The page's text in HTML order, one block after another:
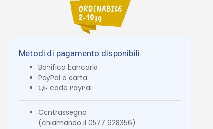
Metodi di pagamento disponibili
Bonifico bancario
PayPal o carta
QR code PayPal
Contrassegno
(chiamando il 0577 928356)